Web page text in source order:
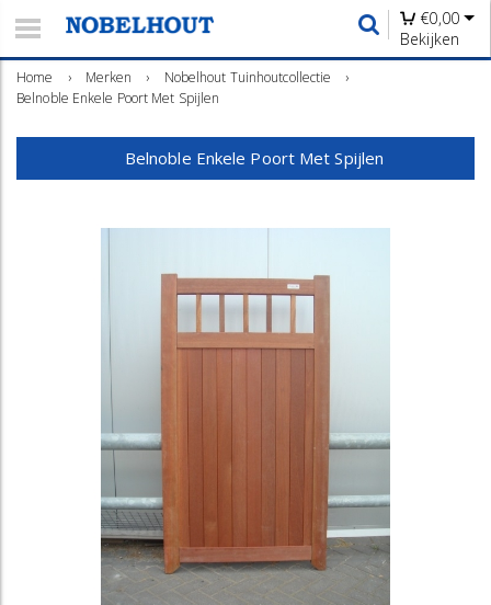
€0,00
Bekijken
Home › Merken › Nobelhout Tuinhoutcollectie
›
Belnoble Enkele Poort Met Spijlen
Belnoble Enkele Poort Met Spijlen